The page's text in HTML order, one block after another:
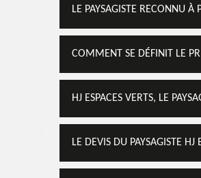
LE PAYSAGISTE RECONNU À
COMMENT SE DÉFINIT LE
HJ ESPACES VERTS, LE
LE DEVIS DU PAYSAGISTE HJ